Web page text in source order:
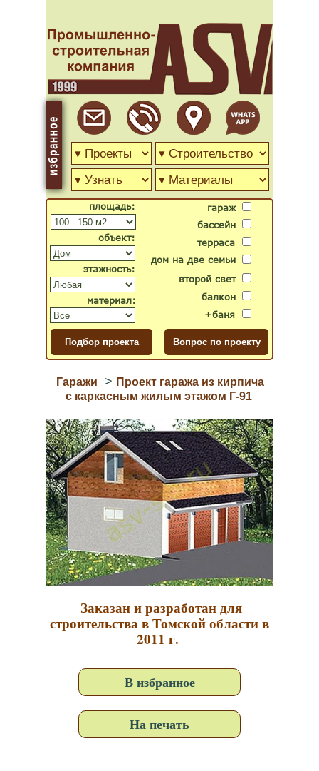
гараж
бассейн
второй свет
дом на две семьи
терраса
балкон
+баня
объект:
материал:
площадь:
этажность:
Гаражи > Проект гаража из кирпича
с каркасным жилым этажом Г-91
Заказан и разработан для
строительства в Томской области в
2011 г.
В избранное
На печать